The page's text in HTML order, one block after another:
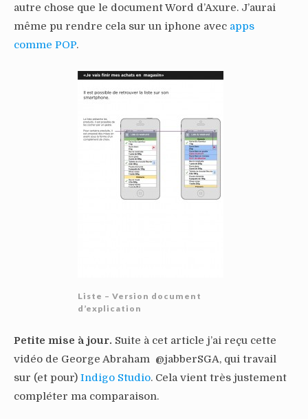
autre chose que le document Word d’Axure. J’aurai
même pu rendre cela sur un iphone avec apps
comme POP.
Liste – Version document
d’explication
Petite mise à jour. Suite à cet article j’ai reçu cette
vidéo de George Abraham @jabberSGA, qui travail
sur (et pour) Indigo Studio. Cela vient très justement
compléter ma comparaison.